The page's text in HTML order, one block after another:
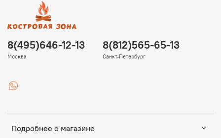
Подробнее о магазине
8(495)646-12-13
Москва
8(812)565-65-13
Санкт-Петербург